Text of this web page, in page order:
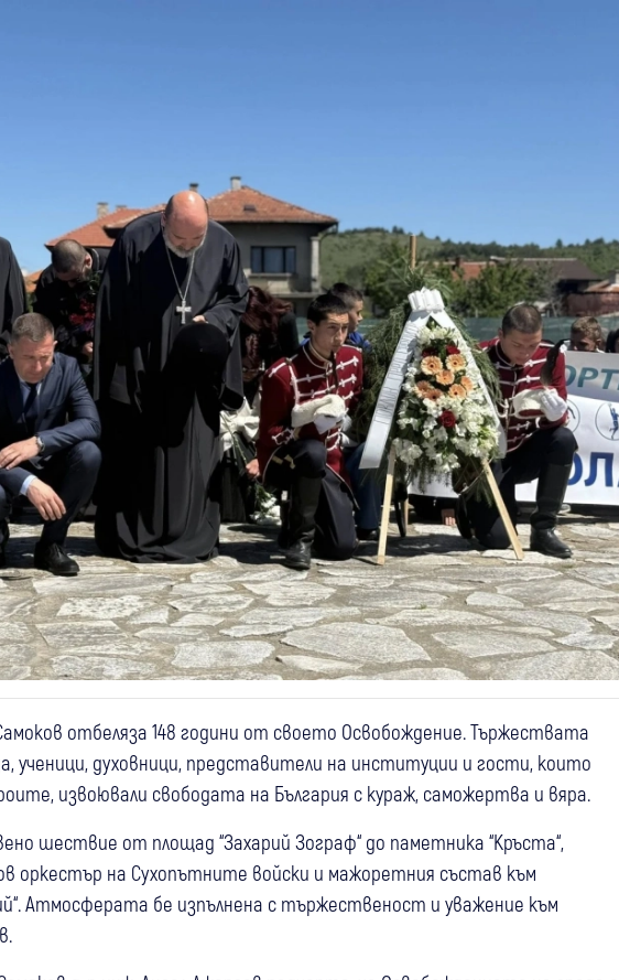
отбеляза 148 години от своето Освобождение. Тържествата
ученици, духовници, представители на институции и гости, които
извоювали свободата на България с кураж, саможертва и вяра.
шествие от площад “Захарий Зограф“ до паметника “Кръста“,
оркестър на Сухопътните войски и мажоретния състав към
Атмосферата бе изпълнена с тържественост и уважение към